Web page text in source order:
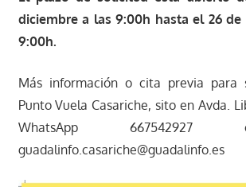
diciembre a las 9:00h hasta el 26
9:00h.
Más información o cita previa para
Punto Vuela Casariche, sito en Avda.
WhatsApp
guadalinfo.casariche@guadalinfo.es